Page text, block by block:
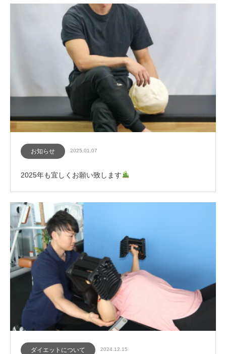
お知らせ 2025.01.07
2025年も宜しくお願い致します
ダイエットについて 2024.12.15